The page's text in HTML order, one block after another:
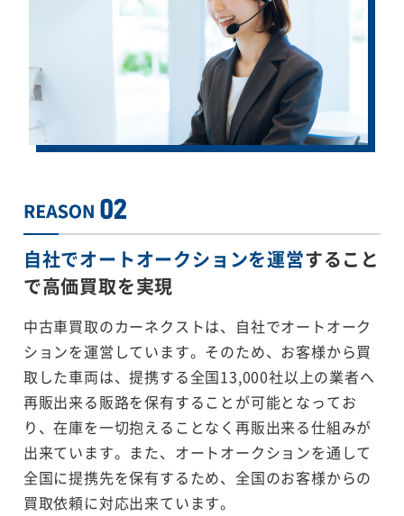
自社でオートオークションを運営すること
で高価買取を実現
中古車買取のカーネクストは、自社でオートオーク
ションを運営しています。そのため、お客様から買
取した車両は、提携する全国13,000社以上の業者へ
再販出来る販路を保有することが可能となってお
り、在庫を一切抱えることなく再販出来る仕組みが
出来ています。また、オートオークションを通して
全国に提携先を保有するため、全国のお客様からの
買取依頼に対応出来ています。